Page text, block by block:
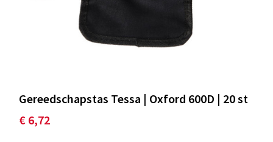
Gereedschapstas Tessa | Oxford 600D | 20 st
€ 6,72